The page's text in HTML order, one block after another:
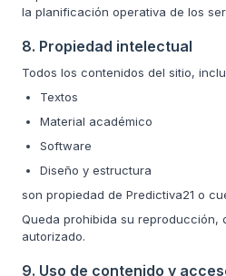
la planificación operativa de los
8. Propiedad intelectual
Todos los contenidos del sitio,
Textos
Material académico
Software
Diseño y estructura
son propiedad de Predictiva21 o
Queda prohibida su reproducción,
autorizado.
9. Uso de contenido y